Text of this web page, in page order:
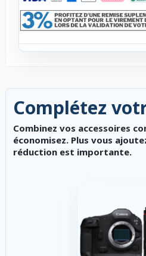
Complétez
Combinez vos accessoires
économisez. Plus vous
réduction est importante.